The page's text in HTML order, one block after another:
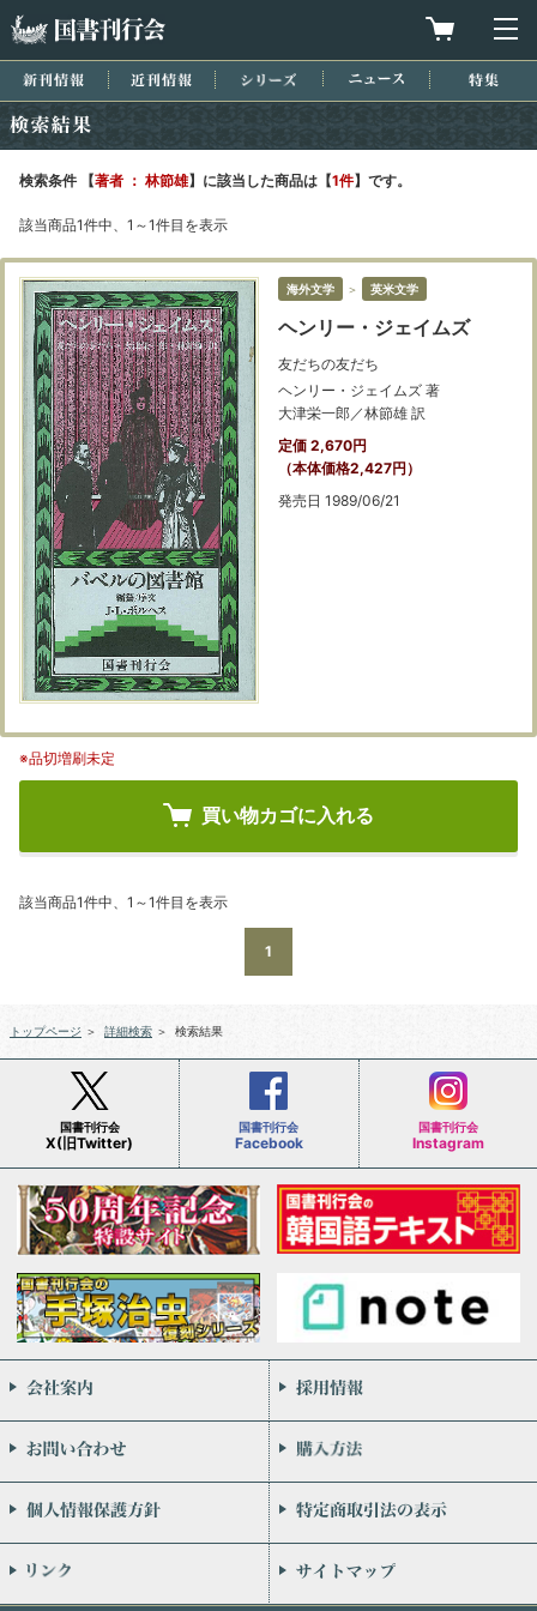
買物カゴを
新刊情報 近刊情報 シリーズ ニュース
検索条件 【著者 ： 林節雄】に該当した商品は【1件】です。
該当商品1件中、1～1件目を表示
海外文学 ＞ 英米文学
ヘンリー・ジェイムズ
友だちの友だち
ヘンリー・ジェイムズ 著
大津栄一郎／林節雄 訳
定価 2,670円
（本体価格2,427円）
発売日 1989/06/21
※品切増刷未定
買い物カゴに入れる
該当商品1件中、1～1件目を表示
1
トップページ ＞ 詳細検索 ＞ 検索結果
国書刊行会
X(旧Twitter)
国書刊行会
Facebook
国書刊行会
Instagram
会社案内
お問い合わせ
個人情報保護方針
リンク